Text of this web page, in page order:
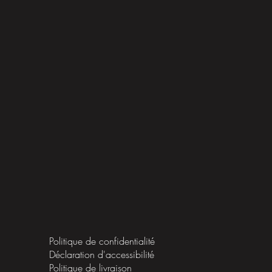
Politique de confidentialité
Déclaration d'accessibilité
Politique de livraison